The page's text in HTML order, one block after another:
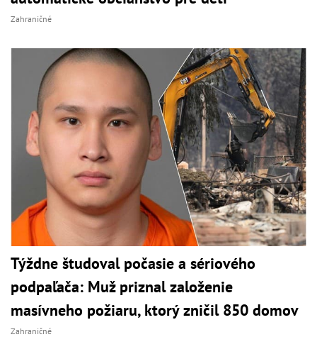
Zahraničné
Týždne študoval počasie a sériového
podpaľača: Muž priznal založenie
masívneho požiaru, ktorý zničil 850 domov
Zahraničné